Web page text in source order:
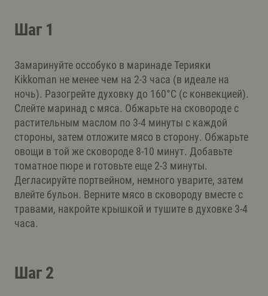
Шаг 1
Замаринуйте оссобуко в маринаде Терияки
Kikkoman не менее чем на 2-3 часа (в идеале на
ночь). Разогрейте духовку до 160°C (с конвекцией).
Слейте маринад с мяса. Обжарьте на сковороде с
растительным маслом по 3-4 минуты с каждой
стороны, затем отложите мясо в сторону. Обжарьте
овощи в той же сковороде 8-10 минут. Добавьте
томатное пюре и готовьте еще 2-3 минуты.
Дегласируйте портвейном, немного уварите, затем
влейте бульон. Верните мясо в сковороду вместе с
травами, накройте крышкой и тушите в духовке 3-4
часа.
Шаг 2